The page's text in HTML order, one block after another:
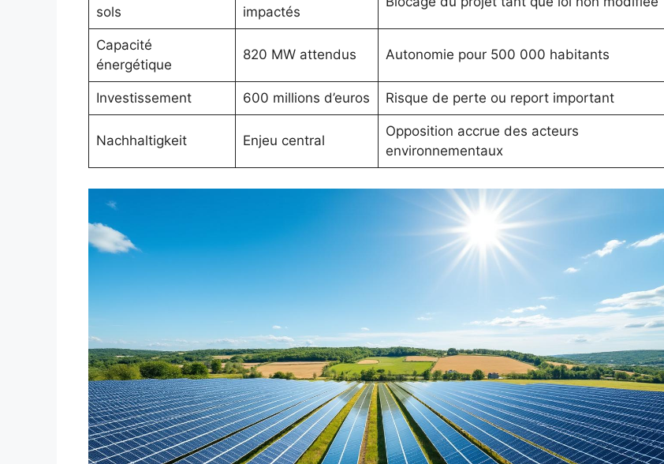
sols
impactés
Capacité
énergétique
820 MW attendus Autonomie pour 500 000 habitants
Investissement 600 millions d’euros Risque de perte ou report important
Nachhaltigkeit Enjeu central
Opposition accrue des acteurs
environnementaux